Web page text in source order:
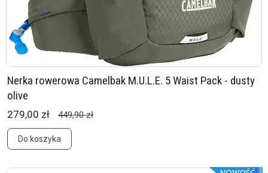
Nerka rowerowa Camelbak M.U.L.E. 5 Waist Pack - dusty
olive
279,00 zł 449,90 zł
Do koszyka